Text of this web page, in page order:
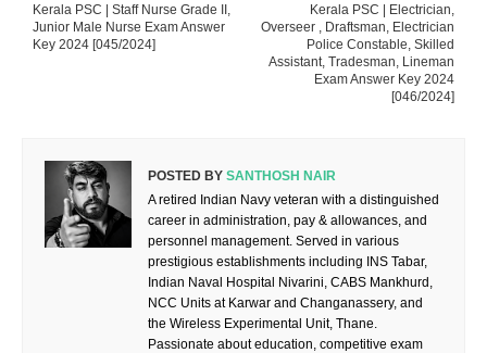
Kerala PSC | Electrician,
Overseer , Draftsman, Electrician
Police Constable, Skilled
Assistant, Tradesman, Lineman
Exam Answer Key 2024
[046/2024]
Kerala PSC | Staff Nurse Grade II,
Junior Male Nurse Exam Answer
Key 2024 [045/2024]
POSTED BY SANTHOSH NAIR
A retired Indian Navy veteran with a distinguished
career in administration, pay & allowances, and
personnel management. Served in various
prestigious establishments including INS Tabar,
Indian Naval Hospital Nivarini, CABS Mankhurd,
NCC Units at Karwar and Changanassery, and
the Wireless Experimental Unit, Thane.
Passionate about education, competitive exam